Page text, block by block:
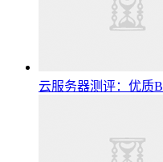
云服务器测评：优质